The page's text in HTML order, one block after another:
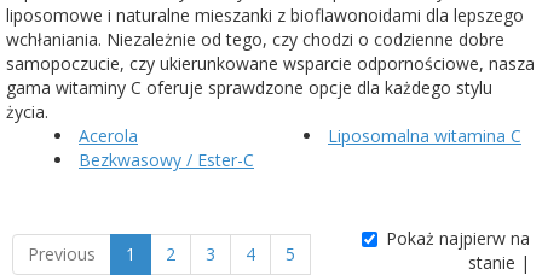
liposomowe i naturalne mieszanki z bioflawonoidami dla lepszego
wchłaniania. Niezależnie od tego, czy chodzi o codzienne dobre
samopoczucie, czy ukierunkowane wsparcie odpornościowe, nasza
gama witaminy C oferuje sprawdzone opcje dla każdego stylu
życia.
Acerola
Bezkwasowy / Ester-C
Liposomalna witamina C
Previous 1 2 3 4
5
Pokaż najpierw na
stanie |